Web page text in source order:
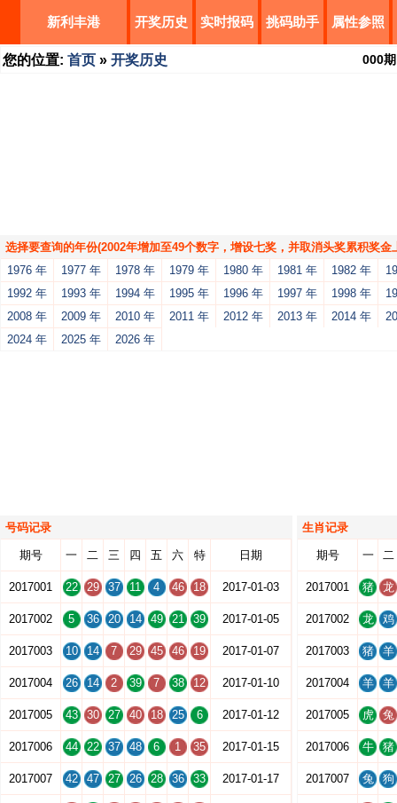
新利丰港 开奖历史 实时报码 挑码助手 属性参照
您的位置: 首页 » 开奖历史 000期
选择要查询的年份(2002年增加至49个数字，增设七奖，并取消头奖累积奖
1976 年
1977 年 1978 年 1979 年 1980 年 1981 年 1982 年
1992 年
1993 年 1994 年 1995 年 1996 年 1997 年 1998 年
2008 年
2009 年 2010 年 2011 年 2012 年 2013 年 2014 年
2024 年
2025 年 2026 年
号码记录
期号 一 二 三 四 五 六 特 日期
2017001 22 29 37 11 4 46 18 2017-01-03
2017002 5 36 20 14 49 21 39 2017-01-05
2017003 10 14 7 29 45 46 19 2017-01-07
2017004 26 14 2 39 7 38 12 2017-01-10
2017005 43 30 27 40 18 25 6 2017-01-12
2017006 44 22 37 48 6 1 35 2017-01-15
2017007 42 47 27 26 28 36 33 2017-01-17
生肖记录
期号 一 二
2017001 猪 龙
2017002 龙 鸡
2017003 猪 羊
2017004 羊 羊
2017005 虎 兔
2017006 牛 猪
2017007 兔 狗